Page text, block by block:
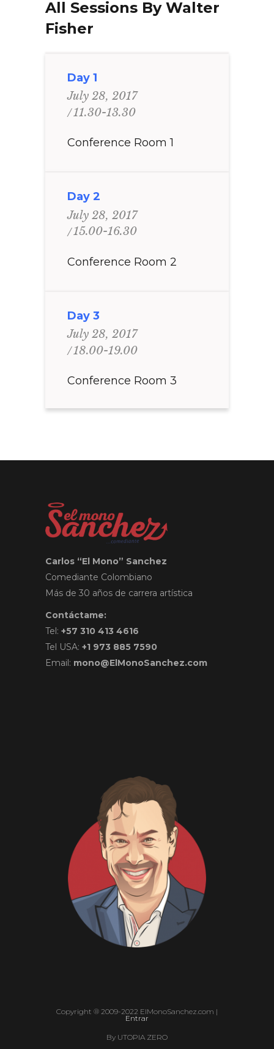
All Sessions By Walter
Fisher
Day 1
July 28, 2017
11.30-13.30
Conference Room 1
Day 2
July 28, 2017
15.00-16.30
Conference Room 2
Day 3
July 28, 2017
18.00-19.00
Conference Room 3
Carlos “El Mono” Sanchez
Comediante Colombiano
Más de 30 años de carrera artística
Contáctame:
Tel: +57 310 413 4616
Tel USA: +1 973 885 7590
Email: mono@ElMonoSanchez.com
Copyright ® 2009-2022 ElMonoSanchez.com |
Entrar
By UTOPIA ZERO